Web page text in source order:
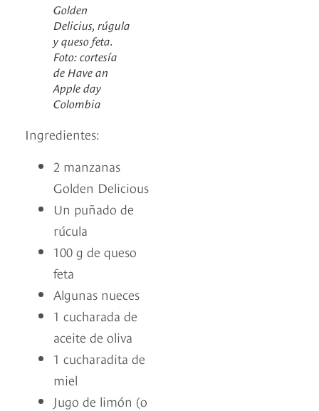
Golden
Delicius, rúgula
y queso feta.
Foto: cortesía
de Have an
Apple day
Colombia
Ingredientes:
2 manzanas
Golden Delicious
Un puñado de
rúcula
100 g de queso
feta
Algunas nueces
1 cucharada de
aceite de oliva
1 cucharadita de
miel
Jugo de limón (o